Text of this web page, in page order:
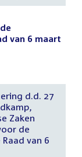
van 6 maart
d.d. 27
Zaken
de
van 6